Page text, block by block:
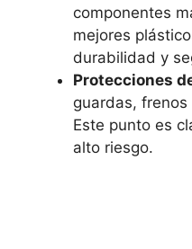
componentes
mejores
durabilidad y
Protecciones
guardas,
Este punto es
alto riesgo.